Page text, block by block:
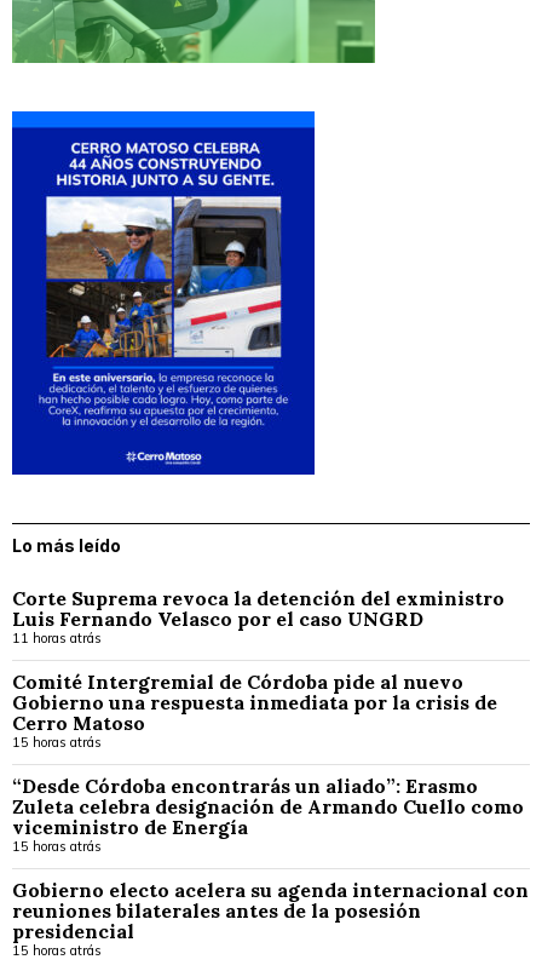
Lo más leído
Corte Suprema revoca la detención del exministro
Luis Fernando Velasco por el caso UNGRD
11 horas atrás
Comité Intergremial de Córdoba pide al nuevo
Gobierno una respuesta inmediata por la crisis de
Cerro Matoso
15 horas atrás
“Desde Córdoba encontrarás un aliado”: Erasmo
Zuleta celebra designación de Armando Cuello como
viceministro de Energía
15 horas atrás
Gobierno electo acelera su agenda internacional con
reuniones bilaterales antes de la posesión
presidencial
15 horas atrás